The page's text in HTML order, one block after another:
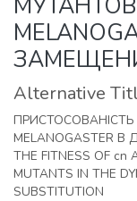
Statistics
Alternative
ПРИСТОСОВАНІСТЬ
MELANOGASTER
THE FITNESS OF cn
MUTANTS IN THE
SUBSTITUTION